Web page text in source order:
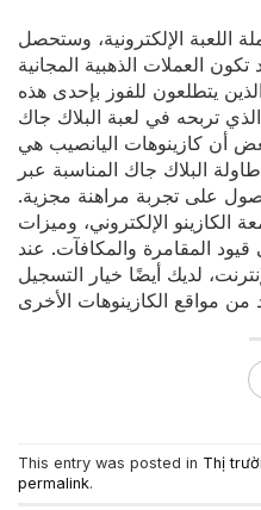
اللعبة الإلكترونية، وستحصل
العملات الذهبية المجانية
يتطلعون للفوز بإحدى هذه
تربحه في لعبة البلاك جاك
أن كازينوهات اليانصيب هي
طاولة البلاك جاك المناسبة عبر
على تجربة مراهنة مجزية.
الإلكتروني، وميزات
قيود المقامرة والمكافآت. عند
لديك أيضًا خيار التسجيل
This entry was posted in Thị
permalink.